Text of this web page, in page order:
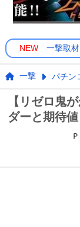
NEW 一撃取材
一撃 パチン
【リゼロ鬼
ダーと期待